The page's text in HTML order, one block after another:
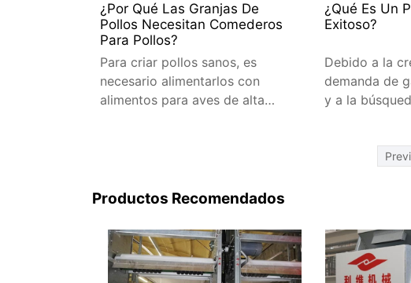
¿Por Qué Las Granjas De
Pollos Necesitan Comederos
Para Pollos?
Para criar pollos sanos, es
necesario alimentarlos con
alimentos para aves de alta
pollos de engorde
¿Qué Es Un
Exitoso?
Debido a la
demanda de
y a la
cambiar su
Productos Recomendados